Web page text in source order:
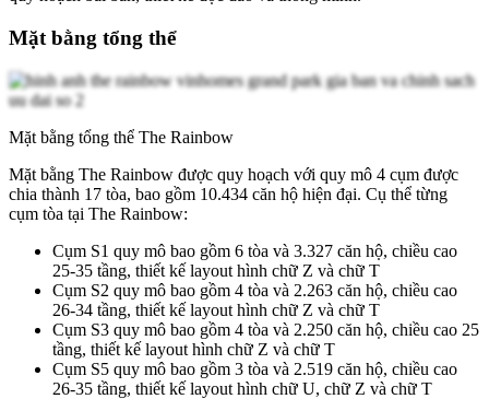
Mặt bằng tổng thể
Mặt bằng tổng thể The Rainbow
Mặt bằng The Rainbow được quy hoạch với quy mô 4 cụm được
chia thành 17 tòa, bao gồm 10.434 căn hộ hiện đại. Cụ thể từng
cụm tòa tại The Rainbow:
Cụm S1 quy mô bao gồm 6 tòa và 3.327 căn hộ, chiều cao
25-35 tầng, thiết kế layout hình chữ Z và chữ T
Cụm S2 quy mô bao gồm 4 tòa và 2.263 căn hộ, chiều cao
26-34 tầng, thiết kế layout hình chữ Z và chữ T
Cụm S3 quy mô bao gồm 4 tòa và 2.250 căn hộ, chiều cao 25
tầng, thiết kế layout hình chữ Z và chữ T
Cụm S5 quy mô bao gồm 3 tòa và 2.519 căn hộ, chiều cao
26-35 tầng, thiết kế layout hình chữ U, chữ Z và chữ T